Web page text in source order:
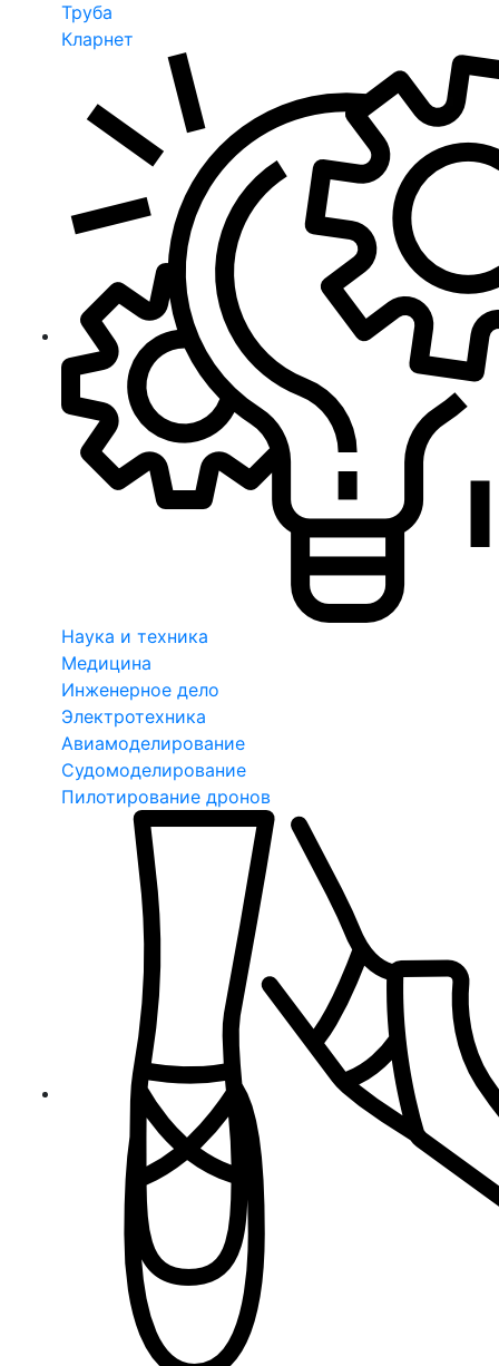
Труба
Кларнет
Наука и техника
Медицина
Инженерное дело
Электротехника
Авиамоделирование
Судомоделирование
Пилотирование дронов